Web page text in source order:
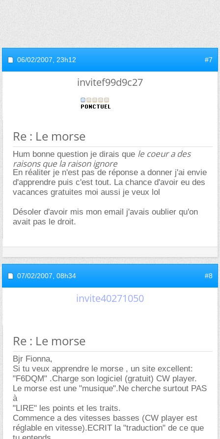
06/02/2007, 23h12 #7
invitef99d9c27
Re : Le morse
Hum bonne question je dirais que le coeur a des
raisons que la raison ignore
En réaliter je n'est pas de réponse a donner j'ai envie
d'apprendre puis c'est tout. La chance d'avoir eu des
vacances gratuites moi aussi je veux lol
Désoler d'avoir mis mon email j'avais oublier qu'on
avait pas le droit.
07/02/2007, 08h34 #8
invite40271050
Re : Le morse
Bjr Fionna,
Si tu veux apprendre le morse , un site excellent:
"F6DQM" .Charge son logiciel (gratuit) CW player.
Le morse est une "musique".Ne cherche surtout PAS
à
"LIRE" les points et les traits.
Commence a des vitesses basses (CW player est
réglable en vitesse).ECRIT la "traduction" de ce que